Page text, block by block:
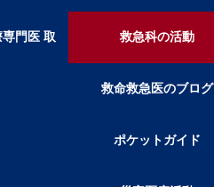
門医 取
救急科の活動
救命救急医のブログ
ポケットガイド